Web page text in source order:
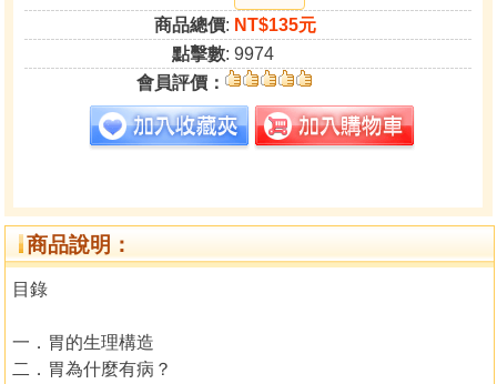
商品總價: NT$135元
點擊數: 9974
會員評價：
商品說明：
目錄
一．胃的生理構造
二．胃為什麼有病？